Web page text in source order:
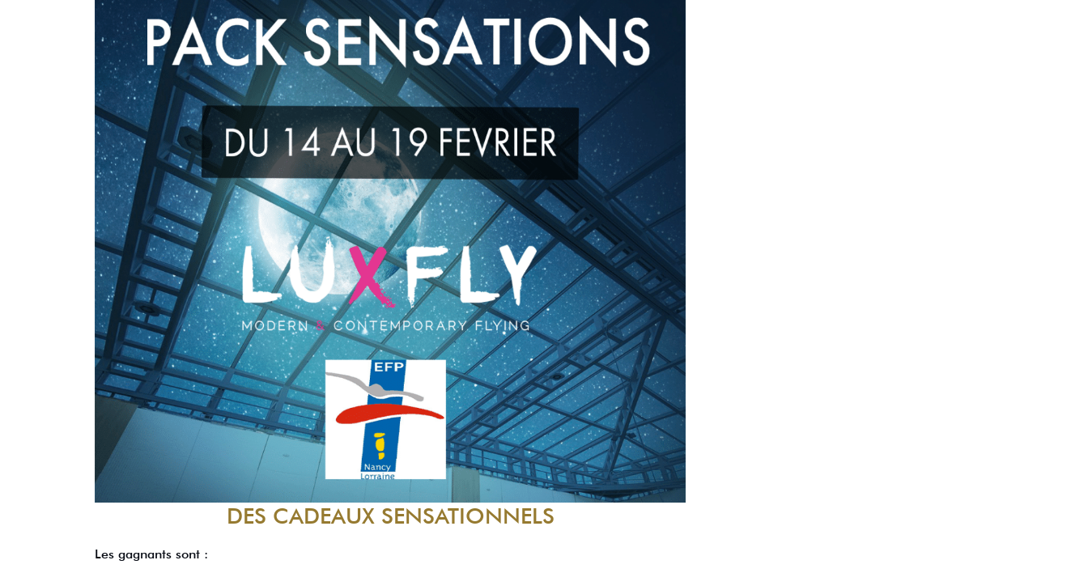
DES CADEAUX SENSATIONNELS
Les gagnants sont :